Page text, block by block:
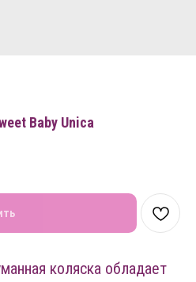
Baby Unica
коляска обладает